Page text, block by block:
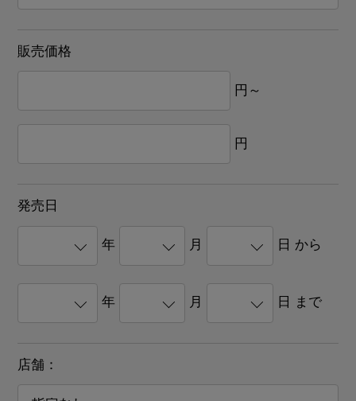
販売価格
円～
円
発売日
年 月 日 から
年 月 日 まで
店舗：